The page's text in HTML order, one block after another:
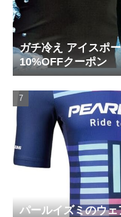
ガチ冷え アイスポ
10%OFFクーポン
パールイズミのウ